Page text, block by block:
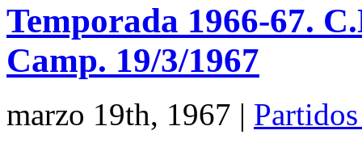
Temporada 1966-67.
Camp. 19/3/1967
marzo 19th, 1967 |